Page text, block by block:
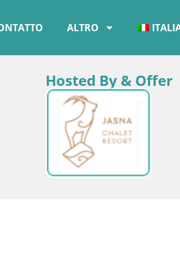
ALTRO
Hosted By & Offer